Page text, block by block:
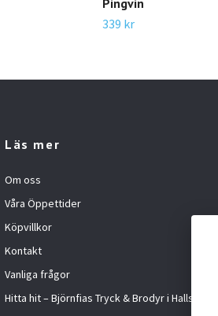
Pingvin
339 kr
Läs mer
Om oss
Våra Öppettider
Köpvillkor
Kontakt
Vanliga frågor
Hitta hit – Björnfias Tryck & Brodyr i Hallsberg